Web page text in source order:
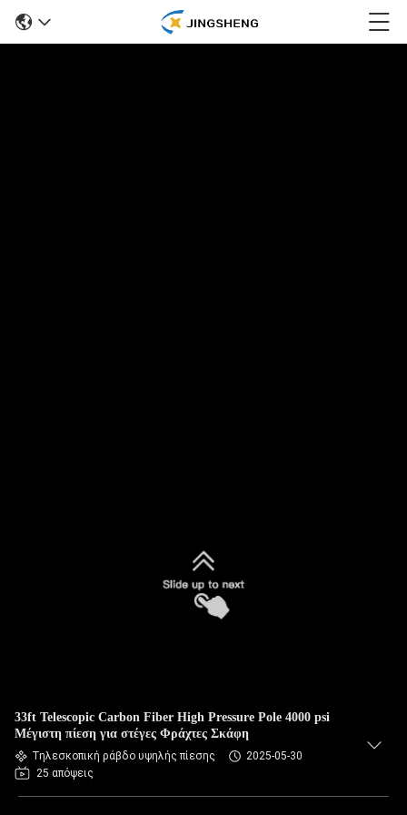
33ft Telescopic Carbon Fiber High Pressure Pole 4000 psi
Μέγιστη πίεση για στέγες Φράχτες Σκάφη
Τηλεσκοπική ράβδο υψηλής πίεσης
2025-05-30
25 απόψεις